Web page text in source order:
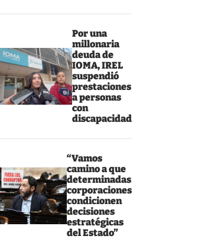
Por una
millonaria
deuda de
IOMA, IREL
suspendió
prestaciones
a personas
con
discapacidad
“Vamos
camino a que
determinadas
corporaciones
condicionen
decisiones
estratégicas
del Estado”